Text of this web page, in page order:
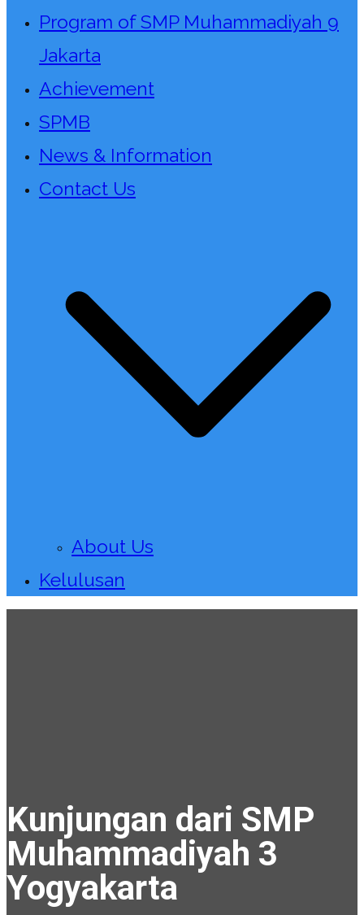
Program of SMP Muhammadiyah 9
Jakarta
Achievement
SPMB
News & Information
Contact Us
About Us
Kelulusan
Kunjungan dari SMP
Muhammadiyah 3
Yogyakarta